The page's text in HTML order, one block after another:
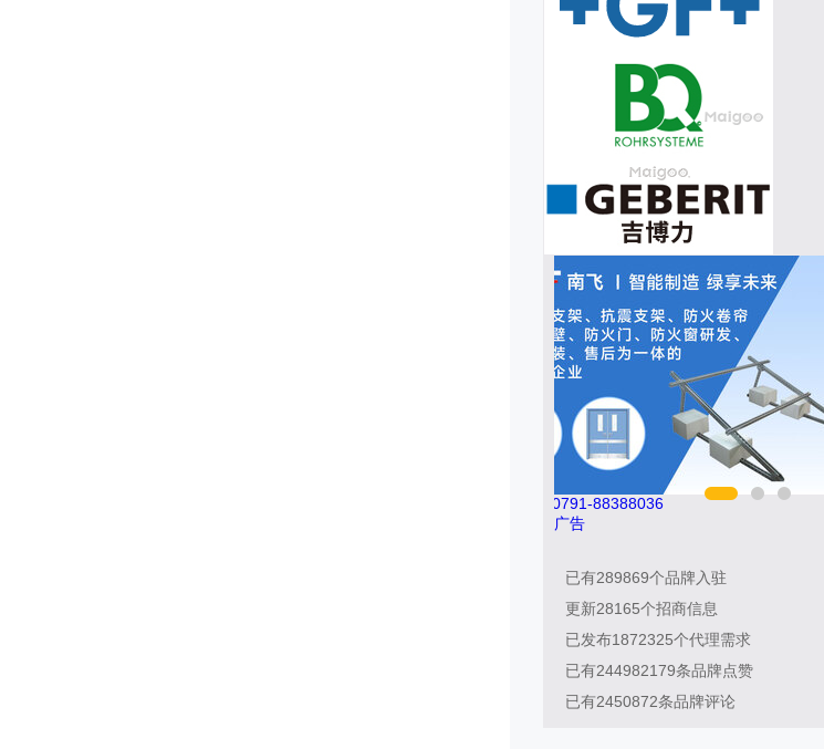
索邦管Suban 021-5718000
广告
已有289869个品牌入驻
更新28165个招商信息
已发布1872325个代理需求
已有244982179条品牌点赞
已有2450872条品牌评论